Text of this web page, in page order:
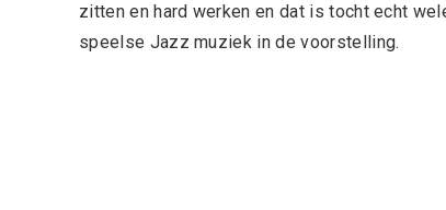
zitten en hard werken en dat is tocht echt
speelse Jazz muziek in de voorstelling.